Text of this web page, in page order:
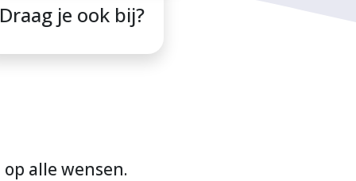
je ook bij?
alle wensen.